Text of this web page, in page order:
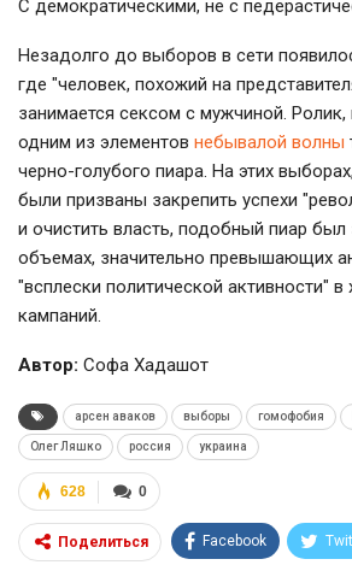
С демократическими, не с
Незадолго до выборов в сети
где "человек, похожий на
занимается сексом с мужчиной. Ролик,
одним из элементов небывалой волны
черно-голубого пиара. На этих
были призваны закрепить успехи
и очистить власть, подобный пиар был
объемах, значительно превышающих
"всплески политической активности"
кампаний.
Автор: Софа Хадашот
арсен аваков выборы гомофобия
Олег Ляшко россия украина
0
628
Поделиться Facebook